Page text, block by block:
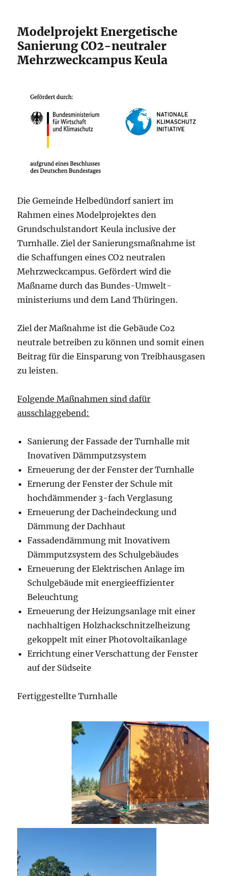
Modelprojekt Energetische
Sanierung CO2-neutraler
Mehrzweckcampus Keula
Die Gemeinde Helbedündorf saniert im
Rahmen eines Modelprojektes den
Grundschulstandort Keula inclusive der
Turnhalle. Ziel der Sanierungsmaßnahme ist
die Schaffungen eines CO2 neutralen
Mehrzweckcampus. Gefördert wird die
Maßname durch das Bundes-Umwelt-
ministeriums und dem Land Thüringen.
Ziel der Maßnahme ist die Gebäude Co2
neutrale betreiben zu können und somit einen
Beitrag für die Einsparung von Treibhausgasen
zu leisten.
Folgende Maßnahmen sind dafür
ausschlaggebend:
Sanierung der Fassade der Turnhalle mit
Inovativen Dämmputzsystem
Erneuerung der der Fenster der Turnhalle
Ernerung der Fenster der Schule mit
hochdämmender 3-fach Verglasung
Erneuerung der Dacheindeckung und
Dämmung der Dachhaut
Fassadendämmung mit Inovativem
Dämmputzsystem des Schulgebäudes
Erneuerung der Elektrischen Anlage im
Schulgebäude mit energieeffizienter
Beleuchtung
Erneuerung der Heizungsanlage mit einer
nachhaltigen Holzhackschnitzelheizung
gekoppelt mit einer Photovoltaikanlage
Errichtung einer Verschattung der Fenster
auf der Südseite
Fertiggestellte Turnhalle